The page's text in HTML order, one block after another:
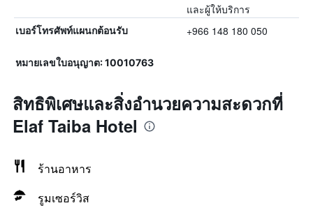
และผู้ให้บริการ
เบอร์โทรศัพท์แผนกต้อนรับ +966 148 180 050
หมายเลขใบอนุญาต: 10010763
สิทธิพิเศษและสิ่งอำนวยความสะดวกที่
Elaf Taiba Hotel
ร้านอาหาร
รูมเซอร์วิส